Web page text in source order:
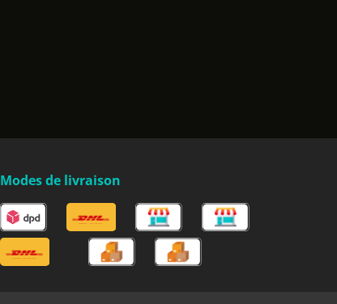
Modes de livraison